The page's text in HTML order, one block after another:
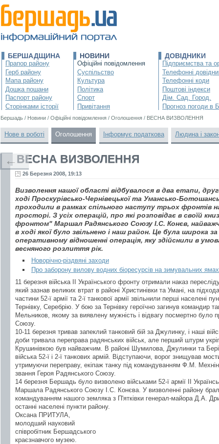
БЕРШАДЩИНА
Прапор району
Герб району
Мапа району
Дошка пошани
Паспорт району
Сторінками історії
НОВИНИ
Офіційні повідомлення
Суспільство
Культура
Політика
Спорт
Привітання
ДОВІДНИКИ
Підприємства та
Телефонні
Телефонні коди
Поштові індекси
Дім. Сад. Город.
Прогноз погоди в
Бершадь / Новини / Офіційні повідомлення / Оголошення / ВЕСНА ВИЗВОЛЕННЯ
Нове в роботі Оголошення Інформує податкова Людина і
ВЕСНА ВИЗВОЛЕННЯ
26 Березня 2008, 19:13
Визволення нашої області відбувалося в два етапи,
ході Проскурівсько-Чернівецької та Умансько-
проходили в рамках спільного наступу трьох фронтів
просторі. З усіх операцій, про які розповідає в своїй
фронтом" Маршал Радянського Союзу І.С. Конєв,
в ході якої було звільнено і наш район. Це була широка
оперативному відношенні операція, яку здійснили в
весняного розлиття рік.
Новорічно-різдвяні заходи
Про заборону вилову водних біоресурсів на зимувальних
11 березня війська ІІ Українського фронту отримали наказ
який зазнав великих втрат в районі Христинівки та Умані, на
частини 52-ї армії та 2-ї танкової армії звільнили перші населені
Тернівку, Серебрію. У бою за Тернівку героїчно загинув командир
Мельников, якому за виявлену мужність і відвагу посмертно було
Союзу.
10-11 березня тривав запеклий танковий бій за Джулинку, і наші
доби тривала переправа радянських військ, але перший штурм
Крушинівкою був найважчим. В районі Шумилова, Джулинки та
війська 52-ї і 2-ї танкових армій. Відступаючи, ворог знищував
утримуючи переправу, екіпаж танку під командуванням Ф.М.
звання Героя Радянського Союзу.
14 березня Бершадь було визволено військами 52-ї армії ІІ
Маршала Радянського Союзу І.С. Конєва. У визволенні району брала
командуванням нашого земляка з П'ятківки генерал-майора Д.А.
останні населені пункти району.
Оксана ПРИТУЛА,
молодший науковий
співробітник Бершадського
краєзнавчого музею.
←